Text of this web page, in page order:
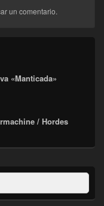
un comentario.
«Manticada»
/ Hordes